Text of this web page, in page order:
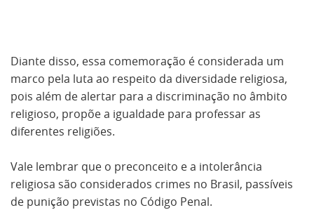
Diante disso, essa comemoração é considerada um
marco pela luta ao respeito da diversidade religiosa,
pois além de alertar para a discriminação no âmbito
religioso, propõe a igualdade para professar as
diferentes religiões.
Vale lembrar que o preconceito e a intolerância
religiosa são considerados crimes no Brasil, passíveis
de punição previstas no Código Penal.